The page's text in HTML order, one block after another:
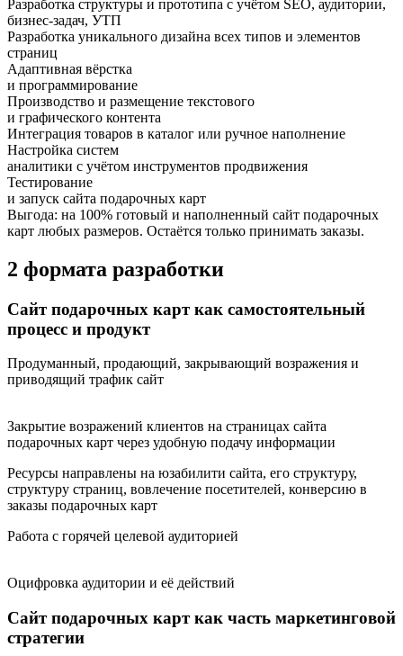
Разработка структуры и прототипа с учётом SEO, аудитории,
бизнес-задач, УТП
Разработка уникального дизайна всех типов и элементов
страниц
Адаптивная вёрстка
и программирование
Производство и размещение текстового
и графического контента
Интеграция товаров в каталог или ручное наполнение
Настройка систем
аналитики с учётом инструментов продвижения
Тестирование
и запуск сайта подарочных карт
Выгода: на 100% готовый и наполненный сайт подарочных
карт любых размеров. Остаётся только принимать заказы.
2 формата разработки
Сайт подарочных карт как самостоятельный
процесс и продукт
Продуманный, продающий, закрывающий возражения и
приводящий трафик сайт
Закрытие возражений клиентов на страницах сайта
подарочных карт через удобную подачу информации
Ресурсы направлены на юзабилити сайта, его структуру,
структуру страниц, вовлечение посетителей, конверсию в
заказы подарочных карт
Работа с горячей целевой аудиторией
Оцифровка аудитории и её действий
Сайт подарочных карт как часть маркетинговой
стратегии